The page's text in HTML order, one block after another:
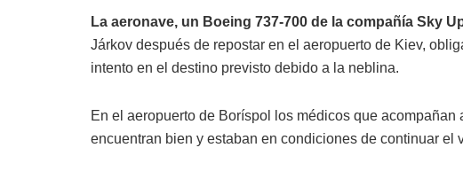
La aeronave, un Boeing 737-700 de la compañía Sky
Járkov después de repostar en el aeropuerto de Kiev,
intento en el destino previsto debido a la neblina.
En el aeropuerto de Boríspol los médicos que
encuentran bien y estaban en condiciones de continuar el